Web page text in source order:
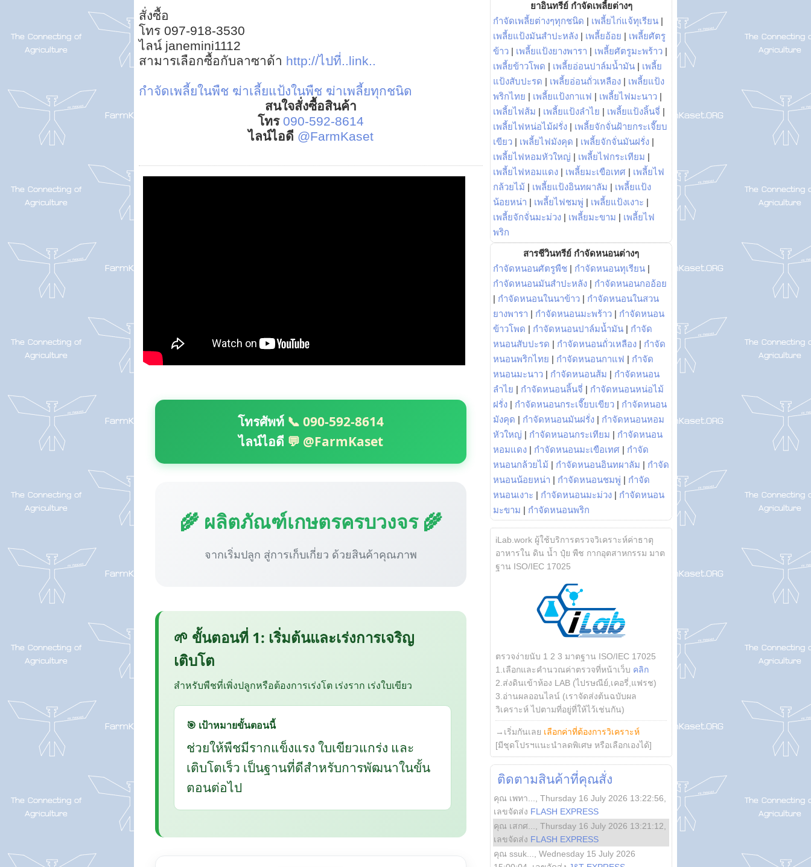
สั่งซื้อ
โทร 097-918-3530
ไลน์ janemini1112
สามารเลือกซื้อกับลาซาด้า http://ไปที่..link..
กำจัดเพลี้ยในพืช ฆ่าเลี้ยแป้งในพืช ฆ่าเพลี้ยทุกชนิด
สนใจสั่งซื้อสินค้า
โทร 090-592-8614
ไลน์ไอดี @FarmKaset
โทรศัพท์ 📞 090-592-8614
ไลน์ไอดี 💬 @FarmKaset
🌾 ผลิตภัณฑ์เกษตรครบวงจร 🌾
จากเริ่มปลูก สู่การเก็บเกี่ยว ด้วยสินค้าคุณภาพ
🌱 ขั้นตอนที่ 1: เริ่มต้นและเร่งการเจริญ
เติบโต
สำหรับพืชที่เพิ่งปลูกหรือต้องการเร่งโต เร่งราก เร่งใบเขียว
🎯 เป้าหมายขั้นตอนนี้
ช่วยให้พืชมีรากแข็งแรง ใบเขียวแกร่ง และ
เติบโตเร็ว เป็นฐานที่ดีสำหรับการพัฒนาในขั้น
ตอนต่อไป
ยาอินทรีย์ กำจัดเพลี้ยต่างๆ
กำจัดเพลี้ยต่างๆทุกชนิด | เพลี้ยไก่แจ้ทุเรียน |
เพลี้ยแป้งมันสำปะหลัง | เพลี้ยอ้อย | เพลี้ยศัตรู
ข้าว | เพลี้ยแป้งยางพารา | เพลี้ยศัตรูมะพร้าว |
เพลี้ยข้าวโพด | เพลี้ยอ่อนปาล์มน้ำมัน | เพลี้ย
แป้งสับปะรด | เพลี้ยอ่อนถั่วเหลือง | เพลี้ยแป้ง
พริกไทย | เพลี้ยแป้งกาแฟ | เพลี้ยไฟมะนาว |
เพลี้ยไฟส้ม | เพลี้ยแป้งลำไย | เพลี้ยแป้งลิ้นจี่ |
เพลี้ยไฟหน่อไม้ฝรั่ง | เพลี้ยจักจั่นฝ้ายกระเจี๊ยบ
เขียว | เพลี้ยไฟมังคุด | เพลี้ยจักจั่นมันฝรั่ง |
เพลี้ยไฟหอมหัวใหญ่ | เพลี้ยไฟกระเทียม |
เพลี้ยไฟหอมแดง | เพลี้ยมะเขือเทศ | เพลี้ยไฟ
กล้วยไม้ | เพลี้ยแป้งอินทผาลัม | เพลี้ยแป้ง
น้อยหน่า | เพลี้ยไฟชมพู่ | เพลี้ยแป้งเงาะ |
เพลี้ยจักจั่นมะม่วง | เพลี้ยมะขาม | เพลี้ยไฟ
พริก
สารชีวินทรีย์ กำจัดหนอนต่างๆ
กำจัดหนอนศัตรูพืช | กำจัดหนอนทุเรียน |
กำจัดหนอนมันสำปะหลัง | กำจัดหนอนกออ้อย
| กำจัดหนอนในนาข้าว | กำจัดหนอนในสวน
ยางพารา | กำจัดหนอนมะพร้าว | กำจัดหนอน
ข้าวโพด | กำจัดหนอนปาล์มน้ำมัน | กำจัด
หนอนสับปะรด | กำจัดหนอนถั่วเหลือง | กำจัด
หนอนพริกไทย | กำจัดหนอนกาแฟ | กำจัด
หนอนมะนาว | กำจัดหนอนส้ม | กำจัดหนอน
ลำไย | กำจัดหนอนลิ้นจี่ | กำจัดหนอนหน่อไม้
ฝรั่ง | กำจัดหนอนกระเจี๊ยบเขียว | กำจัดหนอน
มังคุด | กำจัดหนอนมันฝรั่ง | กำจัดหนอนหอม
หัวใหญ่ | กำจัดหนอนกระเทียม | กำจัดหนอน
หอมแดง | กำจัดหนอนมะเขือเทศ | กำจัด
หนอนกล้วยไม้ | กำจัดหนอนอินทผาลัม | กำจัด
หนอนน้อยหน่า | กำจัดหนอนชมพู่ | กำจัด
หนอนเงาะ | กำจัดหนอนมะม่วง | กำจัดหนอน
มะขาม | กำจัดหนอนพริก
iLab.work ผู้ใช้บริการตรวจวิเคราะห์ค่าธาตุ
อาหารใน ดิน น้ำ ปุ๋ย พืช กากอุตสาหกรรม มาต
ฐาน ISO/IEC 17025
ตรวจง่ายนับ 1 2 3 มาตฐาน ISO/IEC 17025
1.เลือกและคำนวณค่าตรวจที่หน้าเว็บ คลิก
2.ส่งดินเข้าห้อง LAB (ไปรษณีย์,เคอรี่,แฟรช)
3.อ่านผลออนไลน์ (เราจัดส่งต้นฉบับผล
วิเคราะห์ ไปตามที่อยู่ที่ให้ไว้เช่นกัน)
→เริ่มกันเลย เลือกค่าที่ต้องการวิเคราะห์
[มีชุดโปรฯแนะนำลดพิเศษ หรือเลือกเองได้]
ติดตามสินค้าที่คุณสั่ง
คุณ เพทา... Thursday 16 July 2026 13:22:56
เลขจัดส่ง FLASH EXPRESS
คุณ เสกศ...
Thursday 16 July 2026 13:21:12
เลขจัดส่ง FLASH EXPRESS
คุณ ssuk...
Wednesday 15 July 2026